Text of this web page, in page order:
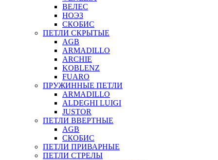
ВЕЛЕС
НОЭЗ
СКОБИС
ПЕТЛИ СКРЫТЫЕ
AGB
ARMADILLO
ARCHIE
KOBLENZ
FUARO
ПРУЖИННЫЕ ПЕТЛИ
ARMADILLO
ALDEGHI LUIGI
JUSTOR
ПЕТЛИ ВВЕРТНЫЕ
AGB
СКОБИС
ПЕТЛИ ПРИВАРНЫЕ
ПЕТЛИ СТРЕЛЫ